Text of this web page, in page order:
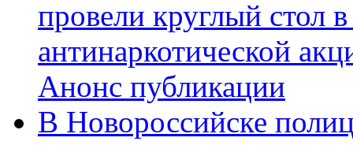
провели круглый стол
антинаркотической
Анонс публикации
В Новороссийске